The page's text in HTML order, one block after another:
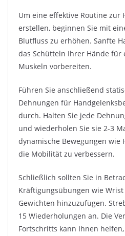
Um eine effektive Routine zur
erstellen, beginnen Sie mit
Blutfluss zu erhöhen. Sanfte
das Schütteln Ihrer Hände für
Muskeln vorbereiten.
Führen Sie anschließend
Dehnungen für
durch. Halten Sie jede
und wiederholen Sie sie 2-3
dynamische Bewegungen wie
die Mobilität zu verbessern.
Schließlich sollten Sie in
Kräftigungsübungen wie
Gewichten hinzuzufügen.
15 Wiederholungen an. Die
Fortschritts kann Ihnen